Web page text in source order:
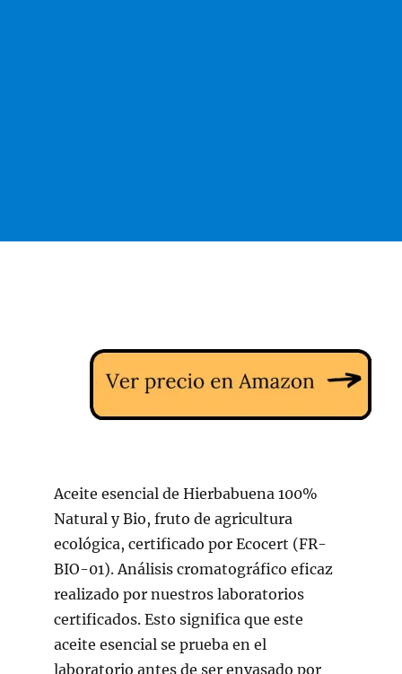
Aceite esencial de Hierbabuena 100%
Natural y Bio, fruto de agricultura
ecológica, certificado por Ecocert (FR-
BIO-01). Análisis cromatográfico eficaz
realizado por nuestros laboratorios
certificados. Esto significa que este
aceite esencial se prueba en el
laboratorio antes de ser envasado por